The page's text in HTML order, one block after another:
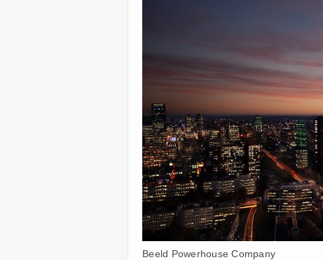
Beeld Powerhouse Company